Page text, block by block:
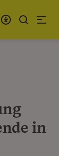
in